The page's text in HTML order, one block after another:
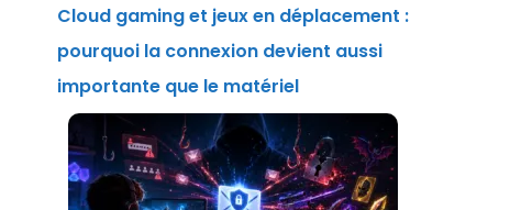
Cloud gaming et jeux en déplacement :
pourquoi la connexion devient aussi
importante que le matériel